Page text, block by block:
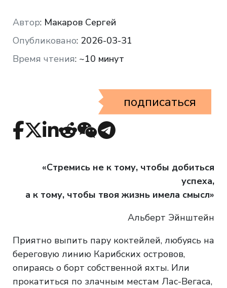
Автор: Макаров Сергей
Опубликовано: 2026-03-31
Время чтения: ~10 минут
подписаться
«Стремись не к тому, чтобы добиться
успеха,
а к тому, чтобы твоя жизнь имела смысл»
Альберт Эйнштейн
Приятно выпить пару коктейлей, любуясь на
береговую линию Карибских островов,
опираясь о борт собственной яхты. Или
прокатиться по злачным местам Лас-Вегаса,